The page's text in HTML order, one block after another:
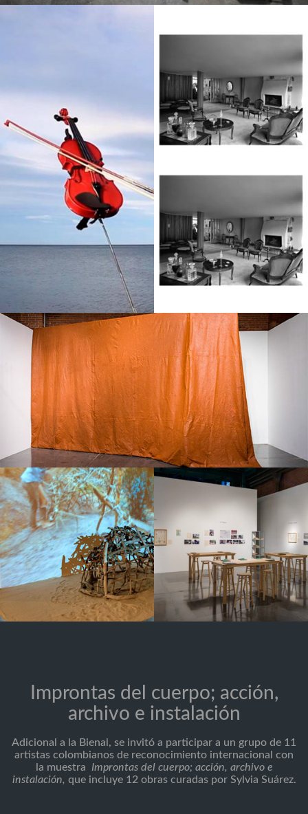
Improntas del cuerpo; acción,
archivo e instalación
Adicional a la Bienal, se invitó a participar a un grupo de 11
artistas colombianos de reconocimiento internacional con
la muestra Improntas del cuerpo; acción, archivo e
instalación, que incluye 12 obras curadas por Sylvia Suárez.